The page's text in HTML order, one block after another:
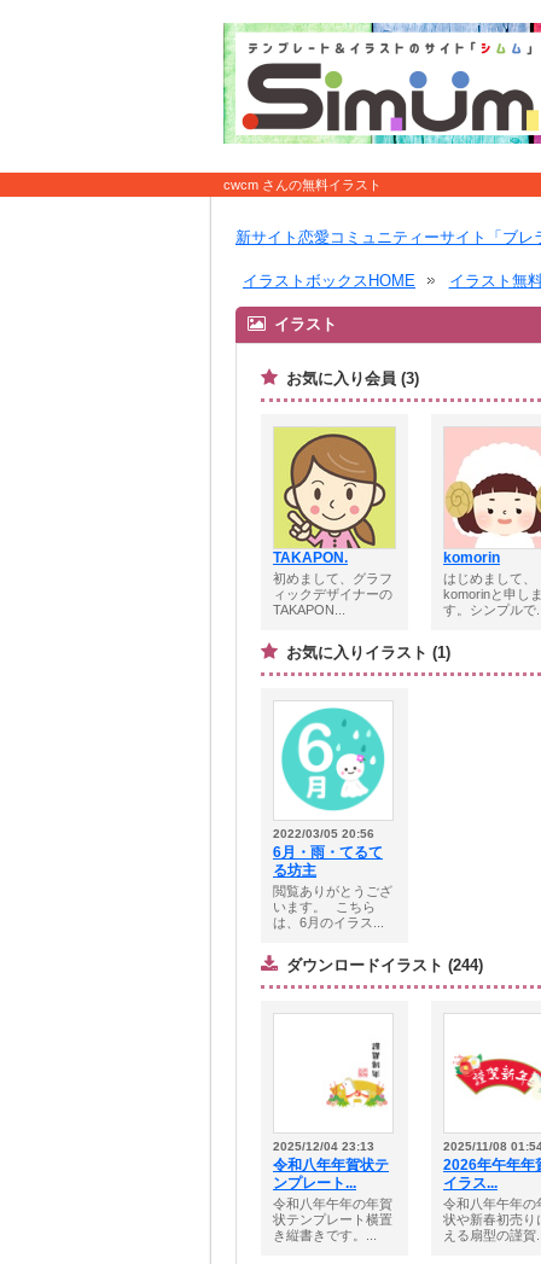
cwcm さんの無料イラスト
新サイト恋愛コミュニティーサイト「ブレ
イラストボックスHOME イラスト無
イラスト
お気に入り会員 (3)
TAKAPON.
初めまして、グラフ
ィックデザイナーの
TAKAPON...
komorin
はじめまして、
komorinと申し
す。シンプルで
お気に入りイラスト (1)
2022/03/05 20:56
6月・雨・てるて
る坊主
閲覧ありがとうござ
います。⠀こちら
は、6月のイラス...
ダウンロードイラスト (244)
2025/12/04 23:13
令和八年年賀状テ
ンプレート...
令和八年午年の年賀
状テンプレート横置
き縦書きです。...
2025/11/08
2026年午年年
イラス...
令和八年午年の
状や新春初売り
える扇型の謹賀